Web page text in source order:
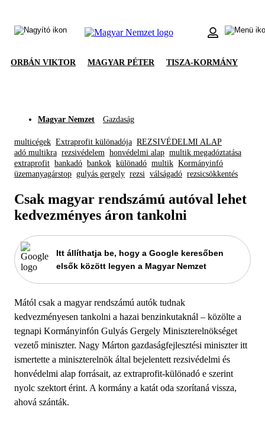
ORBÁN VIKTOR MAGYAR PÉTER TISZA-KORMÁNY
Magyar Nemzet Gazdaság
multicégek Extraprofit különadója REZSIVÉDELMI ALAP
adó multikra rezsivédelem honvédelmi alap multik megadóztatása
extraprofit bankadó bankok különadó multik Kormányinfó
üzemanyagárstop gulyás gergely rezsi válságadó rezsicsökkentés
Csak magyar rendszámú autóval lehet
kedvezményes áron tankolni
Itt állíthatja be, hogy a Google keresőben
elsők között legyen a Magyar Nemzet
Mától csak a magyar rendszámú autók tudnak
kedvezményesen tankolni a hazai benzinkutaknál – közölte a
tegnapi Kormányinfón Gulyás Gergely Miniszterelnökséget
vezető miniszter. Nagy Márton gazdaságfejlesztési miniszter itt
ismertette a miniszterelnök által bejelentett rezsivédelmi és
honvédelmi alap forrá­sait, az extraprofit-különadó e szerint
nyolc szektort érint. A kormány a katát oda szorítaná vissza,
ahová szánták.